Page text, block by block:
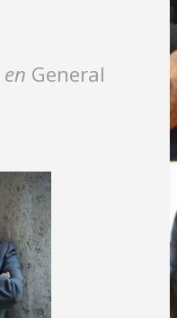
en General